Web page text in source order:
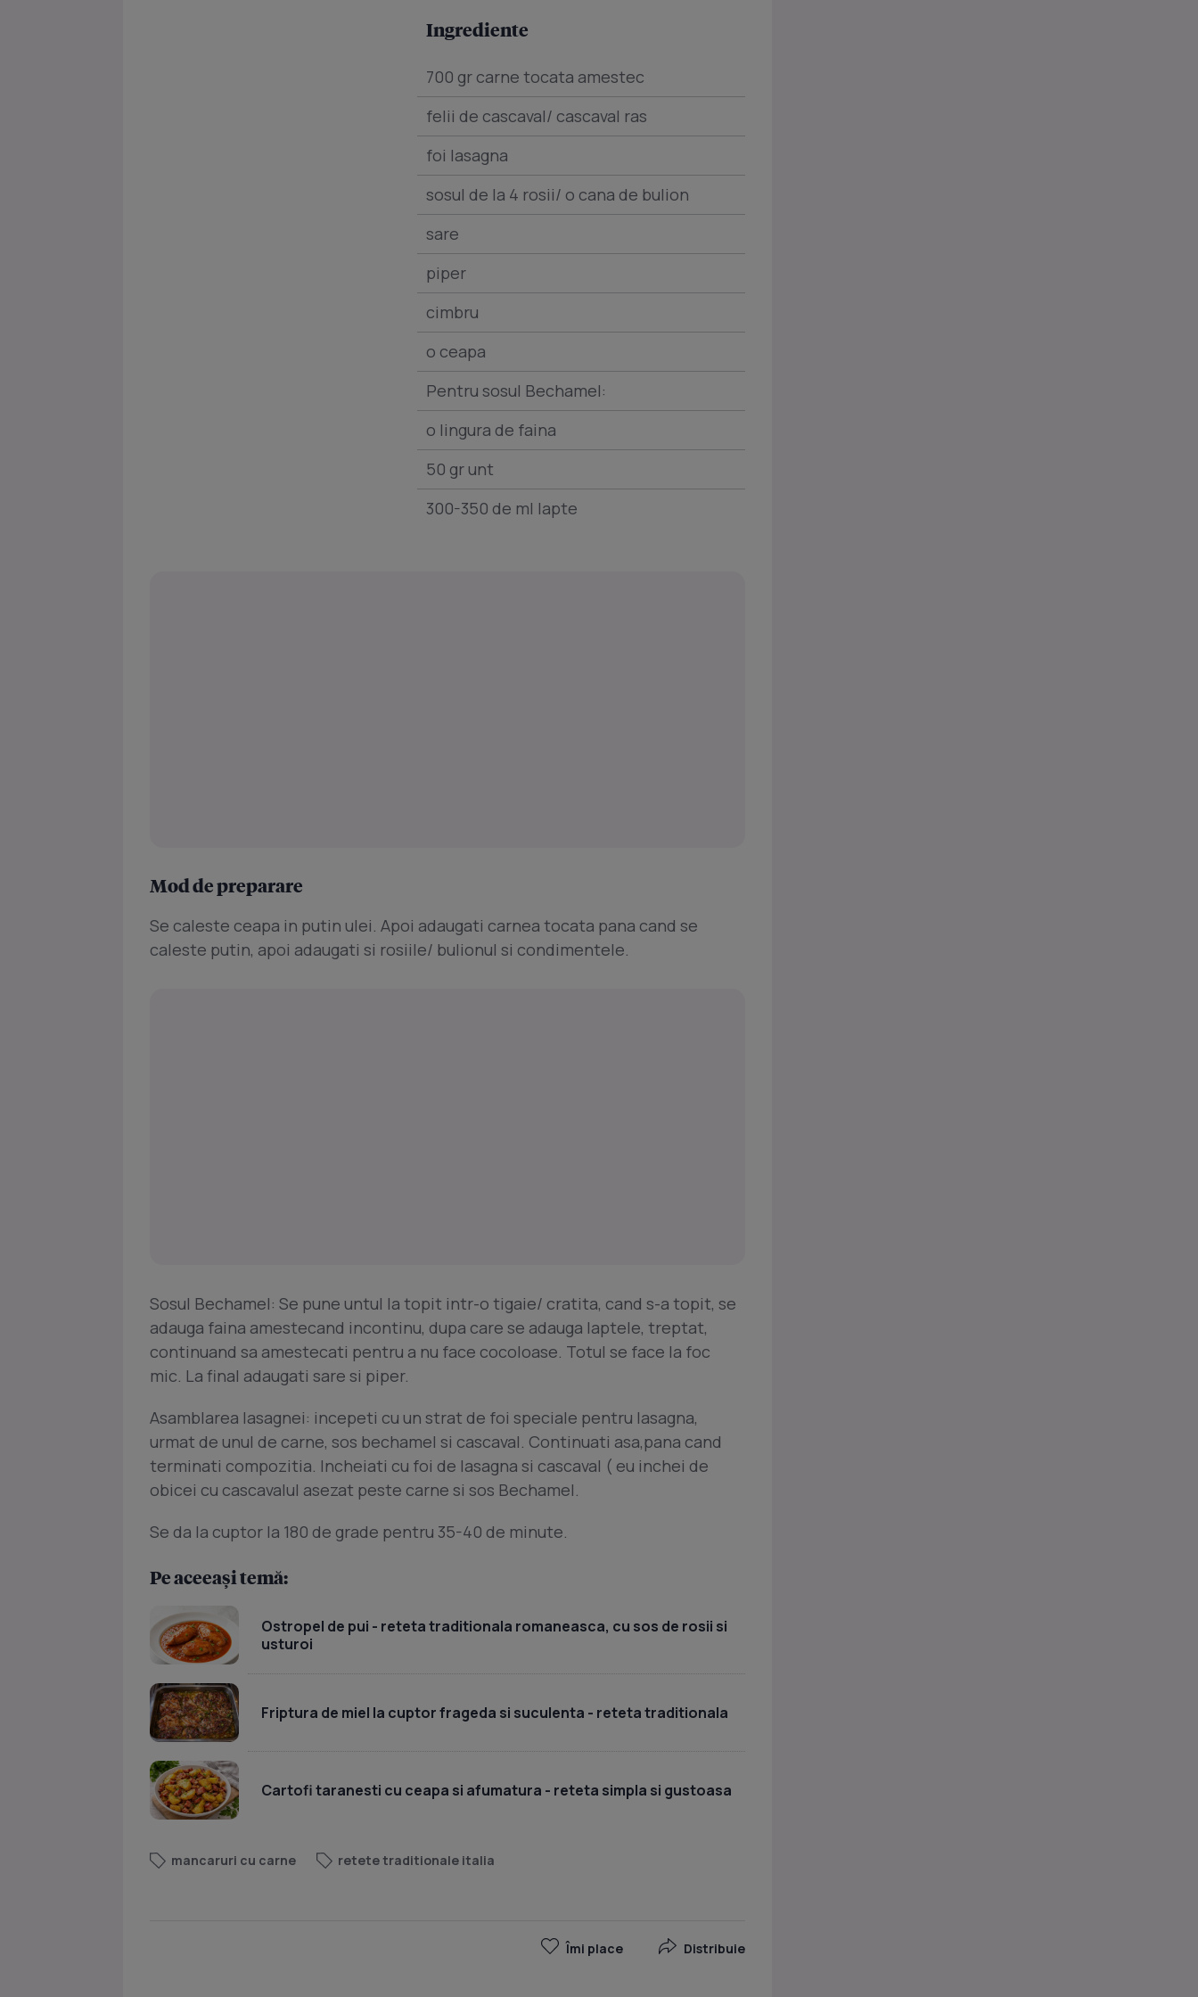
Ingrediente
700 gr carne tocata amestec
felii de cascaval/ cascaval ras
foi lasagna
sosul de la 4 rosii/ o cana de bulion
sare
piper
cimbru
o ceapa
Pentru sosul Bechamel:
o lingura de faina
50 gr unt
300-350 de ml lapte
Mod de preparare
Se caleste ceapa in putin ulei. Apoi adaugati carnea tocata pana cand se
caleste putin, apoi adaugati si rosiile/ bulionul si condimentele.
Sosul Bechamel: Se pune untul la topit intr-o tigaie/ cratita, cand s-a topit, se
adauga faina amestecand incontinu, dupa care se adauga laptele, treptat,
continuand sa amestecati pentru a nu face cocoloase. Totul se face la foc
mic. La final adaugati sare si piper.
Asamblarea lasagnei: incepeti cu un strat de foi speciale pentru lasagna,
urmat de unul de carne, sos bechamel si cascaval. Continuati asa,pana cand
terminati compozitia. Incheiati cu foi de lasagna si cascaval ( eu inchei de
obicei cu cascavalul asezat peste carne si sos Bechamel.
Se da la cuptor la 180 de grade pentru 35-40 de minute.
Pe aceeași temă:
Ostropel de pui - reteta traditionala romaneasca, cu sos de rosii si
usturoi
Friptura de miel la cuptor frageda si suculenta - reteta traditionala
Cartofi taranesti cu ceapa si afumatura - reteta simpla si gustoasa
mancaruri cu carne retete traditionale italia
Îmi place Distribuie